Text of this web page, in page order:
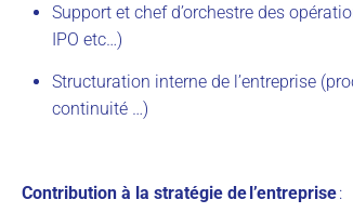
Support et chef d’orchestre des
IPO etc…)
Structuration interne de l’entreprise
continuité …)
Contribution à la stratégie de l’entreprise: